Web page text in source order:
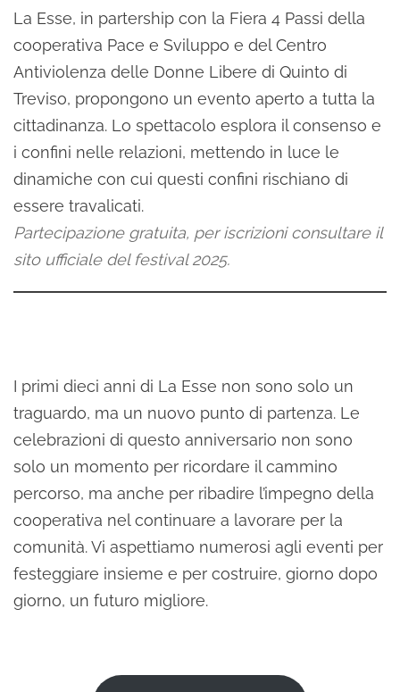
La Esse, in partership con la Fiera 4 Passi della
cooperativa Pace e Sviluppo e del Centro
Antiviolenza delle Donne Libere di Quinto di
Treviso, propongono un evento aperto a tutta la
cittadinanza. Lo spettacolo esplora il consenso e
i confini nelle relazioni, mettendo in luce le
dinamiche con cui questi confini rischiano di
essere travalicati.
Partecipazione gratuita, per iscrizioni consultare il
sito ufficiale del festival 2025.
I primi dieci anni di La Esse non sono solo un
traguardo, ma un nuovo punto di partenza. Le
celebrazioni di questo anniversario non sono
solo un momento per ricordare il cammino
percorso, ma anche per ribadire l’impegno della
cooperativa nel continuare a lavorare per la
comunità. Vi aspettiamo numerosi agli eventi per
festeggiare insieme e per costruire, giorno dopo
giorno, un futuro migliore.